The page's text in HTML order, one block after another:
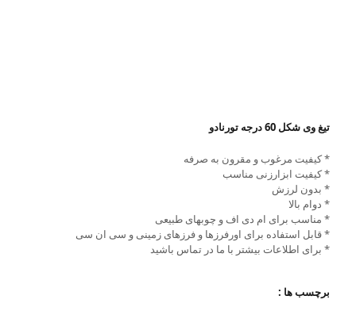
تیغ وی شکل 60 درجه تورنادو
* کیفیت مرغوب و مقرون به صرفه
* کیفیت ابزارزنی مناسب
* بدون لرزش
* دوام بالا
* مناسب برای ام دی اف و چوبهای طبیعی
* قابل استفاده برای اورفرزها و فرزهای زمینی و سی ان سی
* برای اطلاعات بیشتر با ما در تماس باشید
برچسب ها :